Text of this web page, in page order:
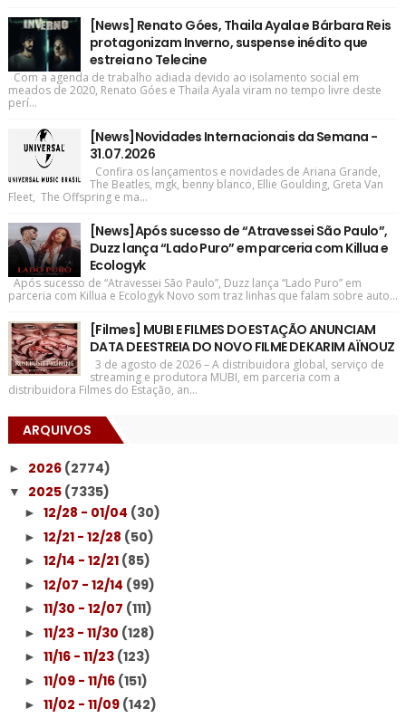
[News] Renato Góes, Thaila Ayala e Bárbara Reis
protagonizam Inverno, suspense inédito que
estreia no Telecine
Com a agenda de trabalho adiada devido ao isolamento social em
meados de 2020, Renato Góes e Thaila Ayala viram no tempo livre deste
perí...
[News]Novidades Internacionais da Semana -
31.07.2026
Confira os lançamentos e novidades de Ariana Grande,
The Beatles, mgk, benny blanco, Ellie Goulding, Greta Van
Fleet, The Offspring e ma...
[News]Após sucesso de “Atravessei São Paulo”,
Duzz lança “Lado Puro” em parceria com Killua e
Ecologyk
Após sucesso de “Atravessei São Paulo”, Duzz lança “Lado Puro” em
parceria com Killua e Ecologyk Novo som traz linhas que falam sobre auto...
[Filmes] MUBI E FILMES DO ESTAÇÃO ANUNCIAM
DATA DE ESTREIA DO NOVO FILME DE KARIM AÏNOUZ
3 de agosto de 2026 – A distribuidora global, serviço de
streaming e produtora MUBI, em parceria com a
distribuidora Filmes do Estação, an...
ARQUIVOS
► 2026 (2774)
▼ 2025 (7335)
► 12/28 - 01/04 (30)
► 12/21 - 12/28 (50)
► 12/14 - 12/21 (85)
► 12/07 - 12/14 (99)
► 11/30 - 12/07 (111)
► 11/23 - 11/30 (128)
► 11/16 - 11/23 (123)
► 11/09 - 11/16 (151)
► 11/02 - 11/09 (142)